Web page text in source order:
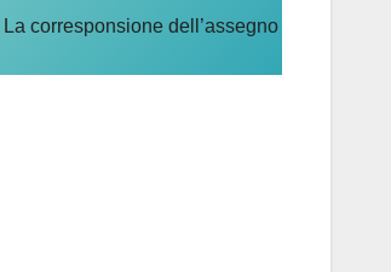
La corresponsione dell’assegno